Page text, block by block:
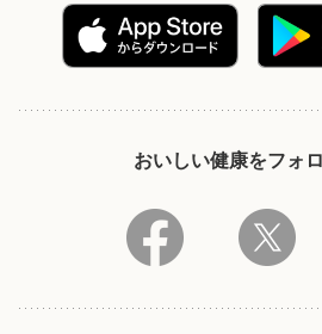
おいしい健康をフォ